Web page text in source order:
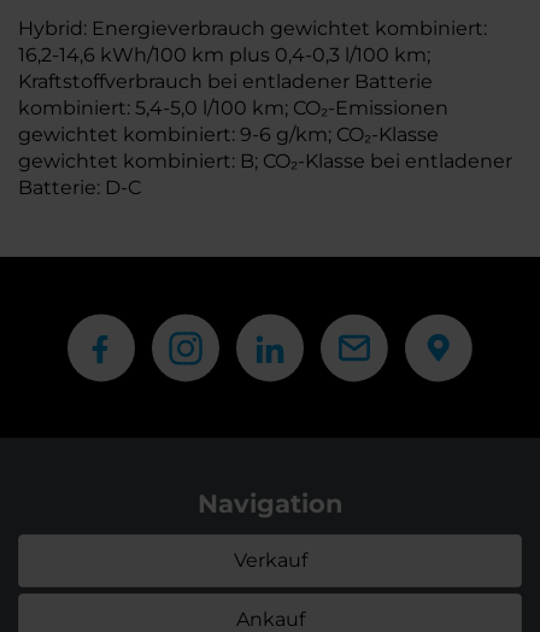
Hybrid: Energieverbrauch gewichtet kombiniert:
16,2-14,6 kWh/100 km plus 0,4-0,3 l/100 km;
Kraftstoffverbrauch bei entladener Batterie
kombiniert: 5,4-5,0 l/100 km; CO₂-Emissionen
gewichtet kombiniert: 9-6 g/km; CO₂-Klasse
gewichtet kombiniert: B; CO₂-Klasse bei entladener
Batterie: D-C
Navigation
Verkauf
Ankauf